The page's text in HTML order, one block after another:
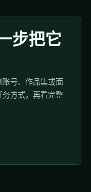
步把它
号、作品集或面
方式，再看完整